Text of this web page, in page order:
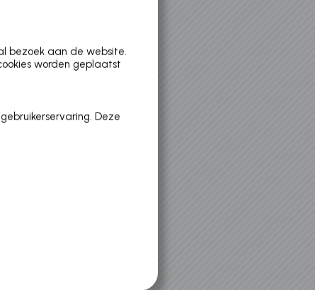
bezoek aan de website.
worden geplaatst
Deze